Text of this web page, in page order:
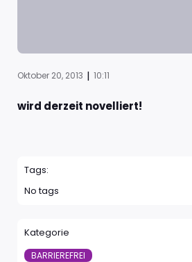
Oktober 20, 2013 | 10:11
wird derzeit novelliert!
Tags:
No tags
Kategorie
BARRIEREFREI